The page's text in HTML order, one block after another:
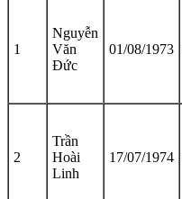
1
Nguyễn
Văn
Đức
01/08/1973
2
Trần
Hoài
Linh
17/07/1974